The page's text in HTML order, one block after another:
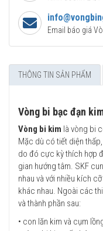
Email báo giá
THÔNG TIN SẢN PHẨM
Vòng bi bạc đạn
Vòng bi kim là vòng bi
Mặc dù có tiết diện
do đó cực kỳ thích hợp
gian hướng tâm. SKF
nhau và với nhiều kích
khác nhau. Ngoài các
và thành phần sau:
• con lăn kim và cụm